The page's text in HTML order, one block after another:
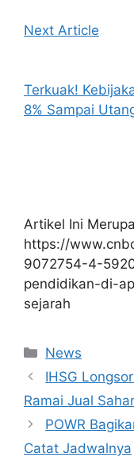
Next Article
Terkuak!
8% Sampai
Artikel Ini
https://
9072754-4-
pendidikan-di-
sejarah
Kategori
News
IHSG
Ramai Jual
POWR
Catat Jadwalnya